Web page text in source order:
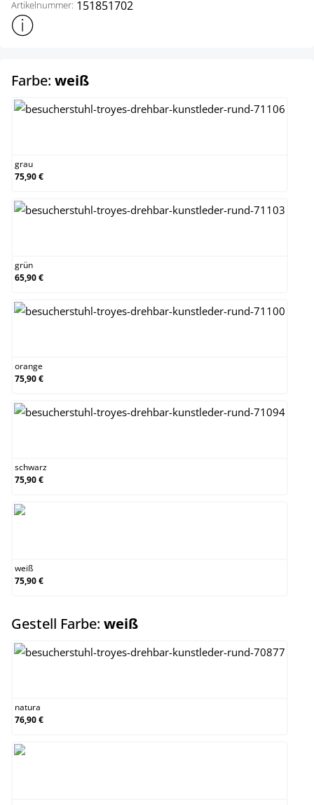
Artikelnummer: 151851702
Weitere Produktinformationen anzeigen
Farbe: weißauswählen
grau
75,90 €
grün
65,90 €
orange
75,90 €
schwarz
75,90 €
weiß
75,90 €
Gestell Farbe: weißauswählen
natura
76,90 €